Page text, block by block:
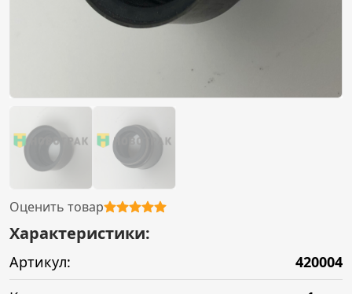
Оценить товар
Характеристики:
Артикул:
420004